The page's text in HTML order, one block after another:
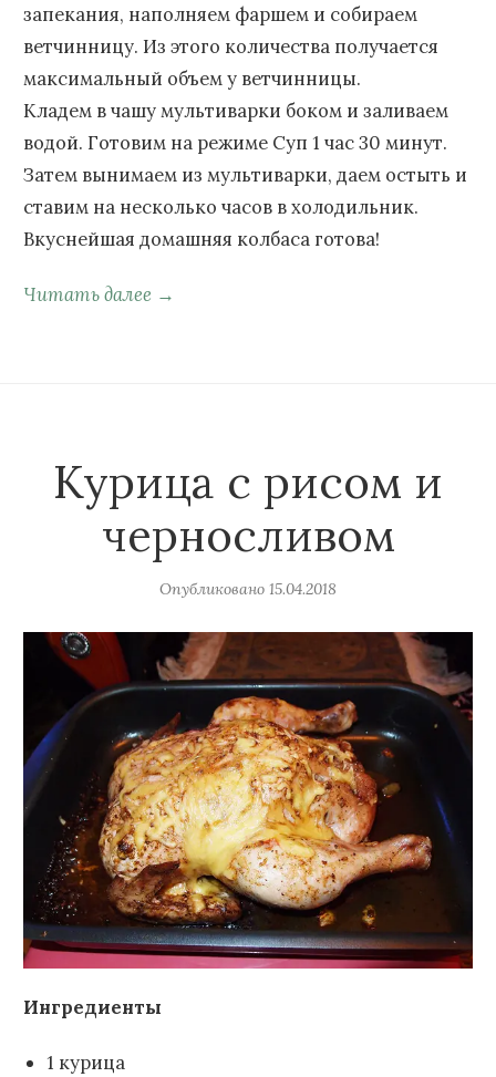
запекания, наполняем фаршем и собираем
ветчинницу. Из этого количества получается
максимальный объем у ветчинницы.
Кладем в чашу мультиварки боком и заливаем
водой. Готовим на режиме Суп 1 час 30 минут.
Затем вынимаем из мультиварки, даем остыть и
ставим на несколько часов в холодильник.
Вкуснейшая домашняя колбаса готова!
Читать далее →
Курица с рисом и
черносливом
Опубликовано 15.04.2018
Ингредиенты
1 курица